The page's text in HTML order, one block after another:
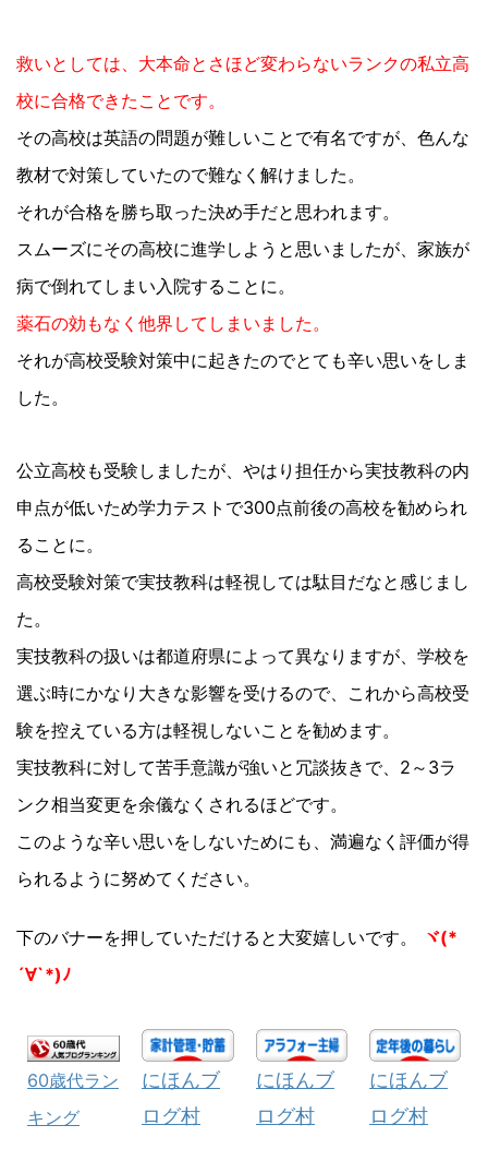
救いとしては、大本命とさほど変わらないランクの私立高
校に合格できたことです。
その高校は英語の問題が難しいことで有名ですが、色んな
教材で対策していたので難なく解けました。
それが合格を勝ち取った決め手だと思われます。
スムーズにその高校に進学しようと思いましたが、家族が
病で倒れてしまい入院することに。
薬石の効もなく他界してしまいました。
それが高校受験対策中に起きたのでとても辛い思いをしま
した。
公立高校も受験しましたが、やはり担任から実技教科の内
申点が低いため学力テストで300点前後の高校を勧められ
ることに。
高校受験対策で実技教科は軽視しては駄目だなと感じまし
た。
実技教科の扱いは都道府県によって異なりますが、学校を
選ぶ時にかなり大きな影響を受けるので、これから高校受
験を控えている方は軽視しないことを勧めます。
実技教科に対して苦手意識が強いと冗談抜きで、2～3ラ
ンク相当変更を余儀なくされるほどです。
このような辛い思いをしないためにも、満遍なく評価が得
られるように努めてください。
下のバナーを押していただけると大変嬉しいです。
ヾ(*
´∀`*)ﾉ
60歳代ラン
キング
にほんブ
ログ村
にほんブ
ログ村
にほんブ
ログ村